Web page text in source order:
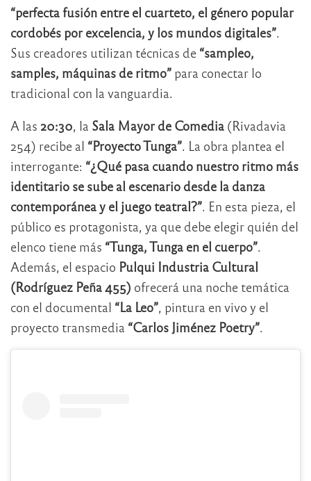
“perfecta fusión entre el cuarteto, el género popular
cordobés por excelencia, y los mundos digitales”.
Sus creadores utilizan técnicas de “sampleo,
samples, máquinas de ritmo” para conectar lo
tradicional con la vanguardia.
A las 20:30, la Sala Mayor de Comedia (Rivadavia
254) recibe al “Proyecto Tunga”. La obra plantea el
interrogante: “¿Qué pasa cuando nuestro ritmo más
identitario se sube al escenario desde la danza
contemporánea y el juego teatral?”. En esta pieza, el
público es protagonista, ya que debe elegir quién del
elenco tiene más “Tunga, Tunga en el cuerpo”.
Además, el espacio Pulqui Industria Cultural
(Rodríguez Peña 455) ofrecerá una noche temática
con el documental “La Leo”, pintura en vivo y el
proyecto transmedia “Carlos Jiménez Poetry”.